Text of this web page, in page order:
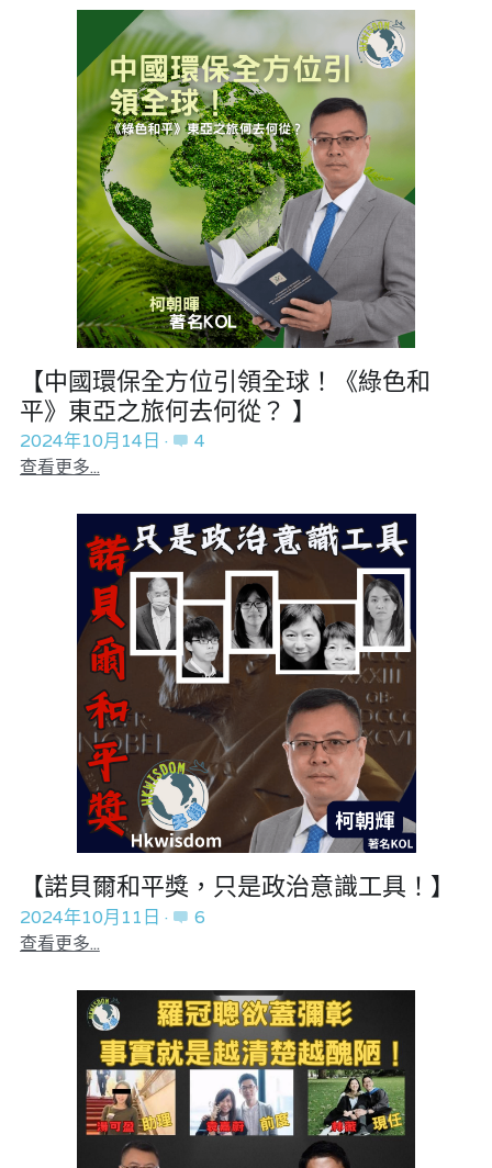
【中國環保全方位引領全球！《綠色和
平》東亞之旅何去何從？ 】
2024年10月14日 ·
4
查看更多...
【諾貝爾和平獎，只是政治意識工具！】
2024年10月11日 ·
6
查看更多...